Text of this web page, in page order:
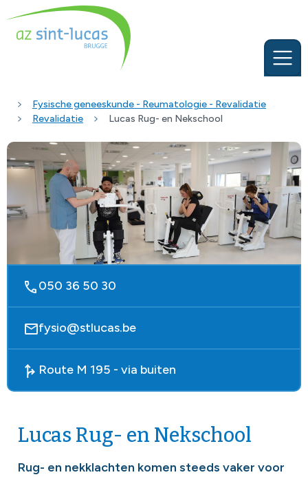
Fysische geneeskunde - Reumatologie - Revalidatie
Revalidatie
Lucas Rug- en Nekschool
050 36 50 30
fysio@stlucas.be
Route M 195 - via buiten
Lucas Rug- en Nekschool
Rug- en nekklachten komen steeds vaker voor